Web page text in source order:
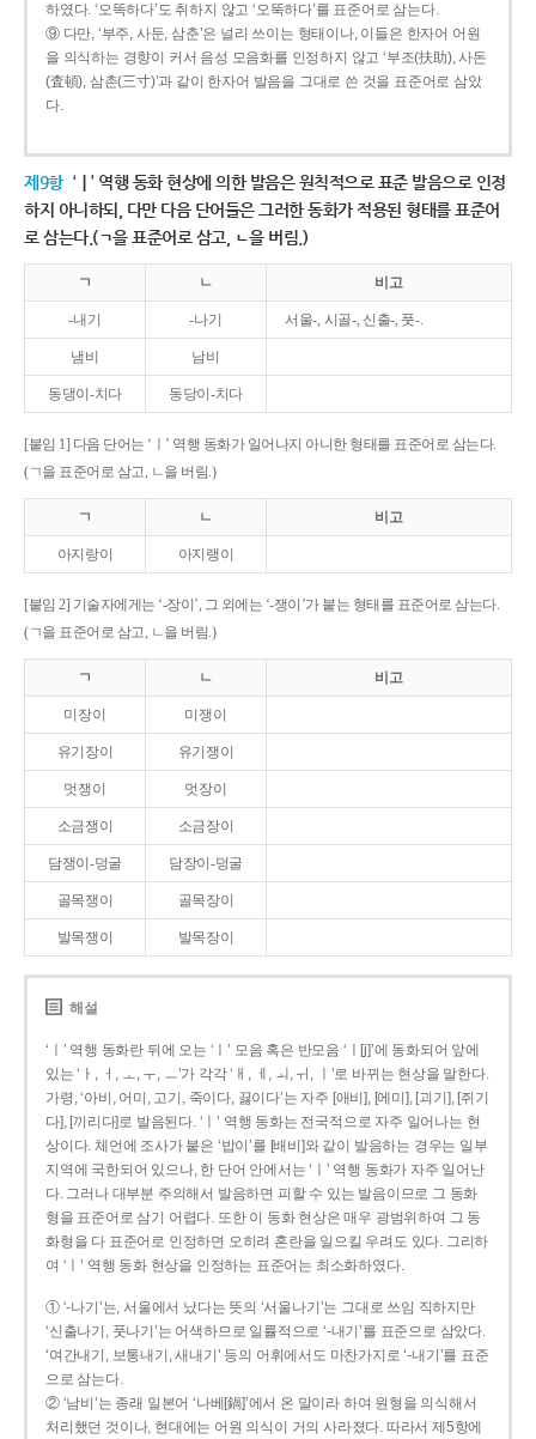
하였다. ‘오똑하다’도 취하지 않고 ‘오뚝하다’를 표준어로 삼는다.
⑨ 다만, ‘부주, 사둔, 삼춘’은 널리 쓰이는 형태이나, 이들은 한자어 어원
을 의식하는 경향이 커서 음성 모음화를 인정하지 않고 ‘부조(扶助), 사돈
(査頓), 삼촌(三寸)’과 같이 한자어 발음을 그대로 쓴 것을 표준어로 삼았
다.
제9항 ‘ㅣ’ 역행 동화 현상에 의한 발음은 원칙적으로 표준 발음으로 인정
하지 아니하되, 다만 다음 단어들은 그러한 동화가 적용된 형태를 표준어
로 삼는다.(ㄱ을 표준어로 삼고, ㄴ을 버림.)
ㄱ ㄴ 비고
-내기 -나기 서울-, 시골-, 신출-, 풋-.
냄비 남비
동댕이-치다 동당이-치다
[붙임 1] 다음 단어는 ‘ㅣ’ 역행 동화가 일어나지 아니한 형태를 표준어로 삼는다.
(ㄱ을 표준어로 삼고, ㄴ을 버림.)
ㄱ ㄴ 비고
아지랑이 아지랭이
[붙임 2] 기술자에게는 ‘-장이’, 그 외에는 ‘-쟁이’가 붙는 형태를 표준어로 삼는다.
(ㄱ을 표준어로 삼고, ㄴ을 버림.)
ㄱ ㄴ 비고
미장이 미쟁이
유기장이 유기쟁이
멋쟁이 멋장이
소금쟁이 소금장이
담쟁이-덩굴 담장이-덩굴
골목쟁이 골목장이
발목쟁이 발목장이
해설
‘ㅣ’ 역행 동화란 뒤에 오는 ‘ㅣ’ 모음 혹은 반모음 ‘ㅣ[j]’에 동화되어 앞에
있는 ‘ㅏ, ㅓ, ㅗ, ㅜ, ㅡ’가 각각 ‘ㅐ, ㅔ, ㅚ, ㅟ, ㅣ’로 바뀌는 현상을 말한다.
가령, ‘아비, 어미, 고기, 죽이다, 끓이다’는 자주 [애비], [에미], [괴기], [쥐기
다], [끼리다]로 발음된다. ‘ㅣ’ 역행 동화는 전국적으로 자주 일어나는 현
상이다. 체언에 조사가 붙은 ‘밥이’를 [배비]와 같이 발음하는 경우는 일부
지역에 국한되어 있으나, 한 단어 안에서는 ‘ㅣ’ 역행 동화가 자주 일어난
다. 그러나 대부분 주의해서 발음하면 피할 수 있는 발음이므로 그 동화
형을 표준어로 삼기 어렵다. 또한 이 동화 현상은 매우 광범위하여 그 동
화형을 다 표준어로 인정하면 오히려 혼란을 일으킬 우려도 있다. 그리하
여 ‘ㅣ’ 역행 동화 현상을 인정하는 표준어는 최소화하였다.
① ‘-나기’는, 서울에서 났다는 뜻의 ‘서울나기’는 그대로 쓰임 직하지만
‘신출나기, 풋나기’는 어색하므로 일률적으로 ‘-내기’를 표준으로 삼았다.
‘여간내기, 보통내기, 새내기’ 등의 어휘에서도 마찬가지로 ‘-내기’를 표준
으로 삼는다.
② ‘남비’는 종래 일본어 ‘나베[鍋]’에서 온 말이라 하여 원형을 의식해서
처리했던 것이나, 현대에는 어원 의식이 거의 사라졌다. 따라서 제5항에